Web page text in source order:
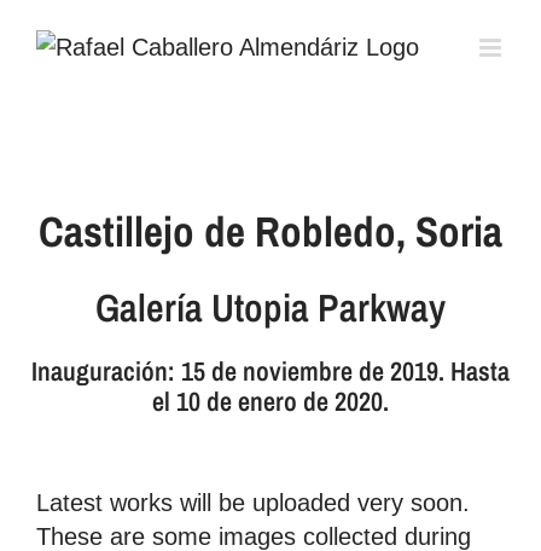
Castillejo de Robledo, Soria
Galería Utopia Parkway
Inauguración: 15 de noviembre de 2019. Hasta
el 10 de enero de 2020.
Latest works will be uploaded very soon.
These are some images collected during